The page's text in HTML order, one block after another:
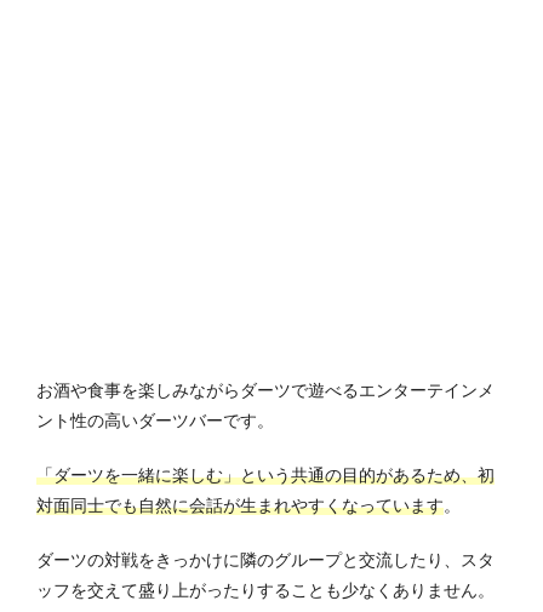
お酒や食事を楽しみながらダーツで遊べるエンターテインメ
ント性の高いダーツバーです。
「ダーツを一緒に楽しむ」という共通の目的があるため、初
対面同士でも自然に会話が生まれやすくなっています。
ダーツの対戦をきっかけに隣のグループと交流したり、スタ
ッフを交えて盛り上がったりすることも少なくありません。